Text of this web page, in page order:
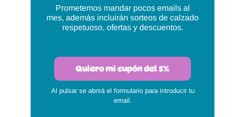
Zapy
Prometemos mandar pocos emails al
mes, además incluirán sorteos de calzado
respetuoso, ofertas y descuentos.
Quiero mi cupón del 5%
Al pulsar se abrirá el formulario para introducir tu
email.